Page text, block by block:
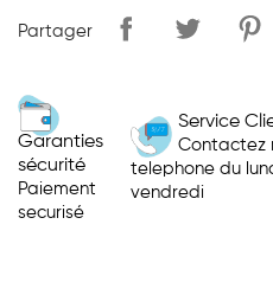
Partager
Garanties
sécurité
Paiement
securisé
Service
Contactez
telephone du
vendredi